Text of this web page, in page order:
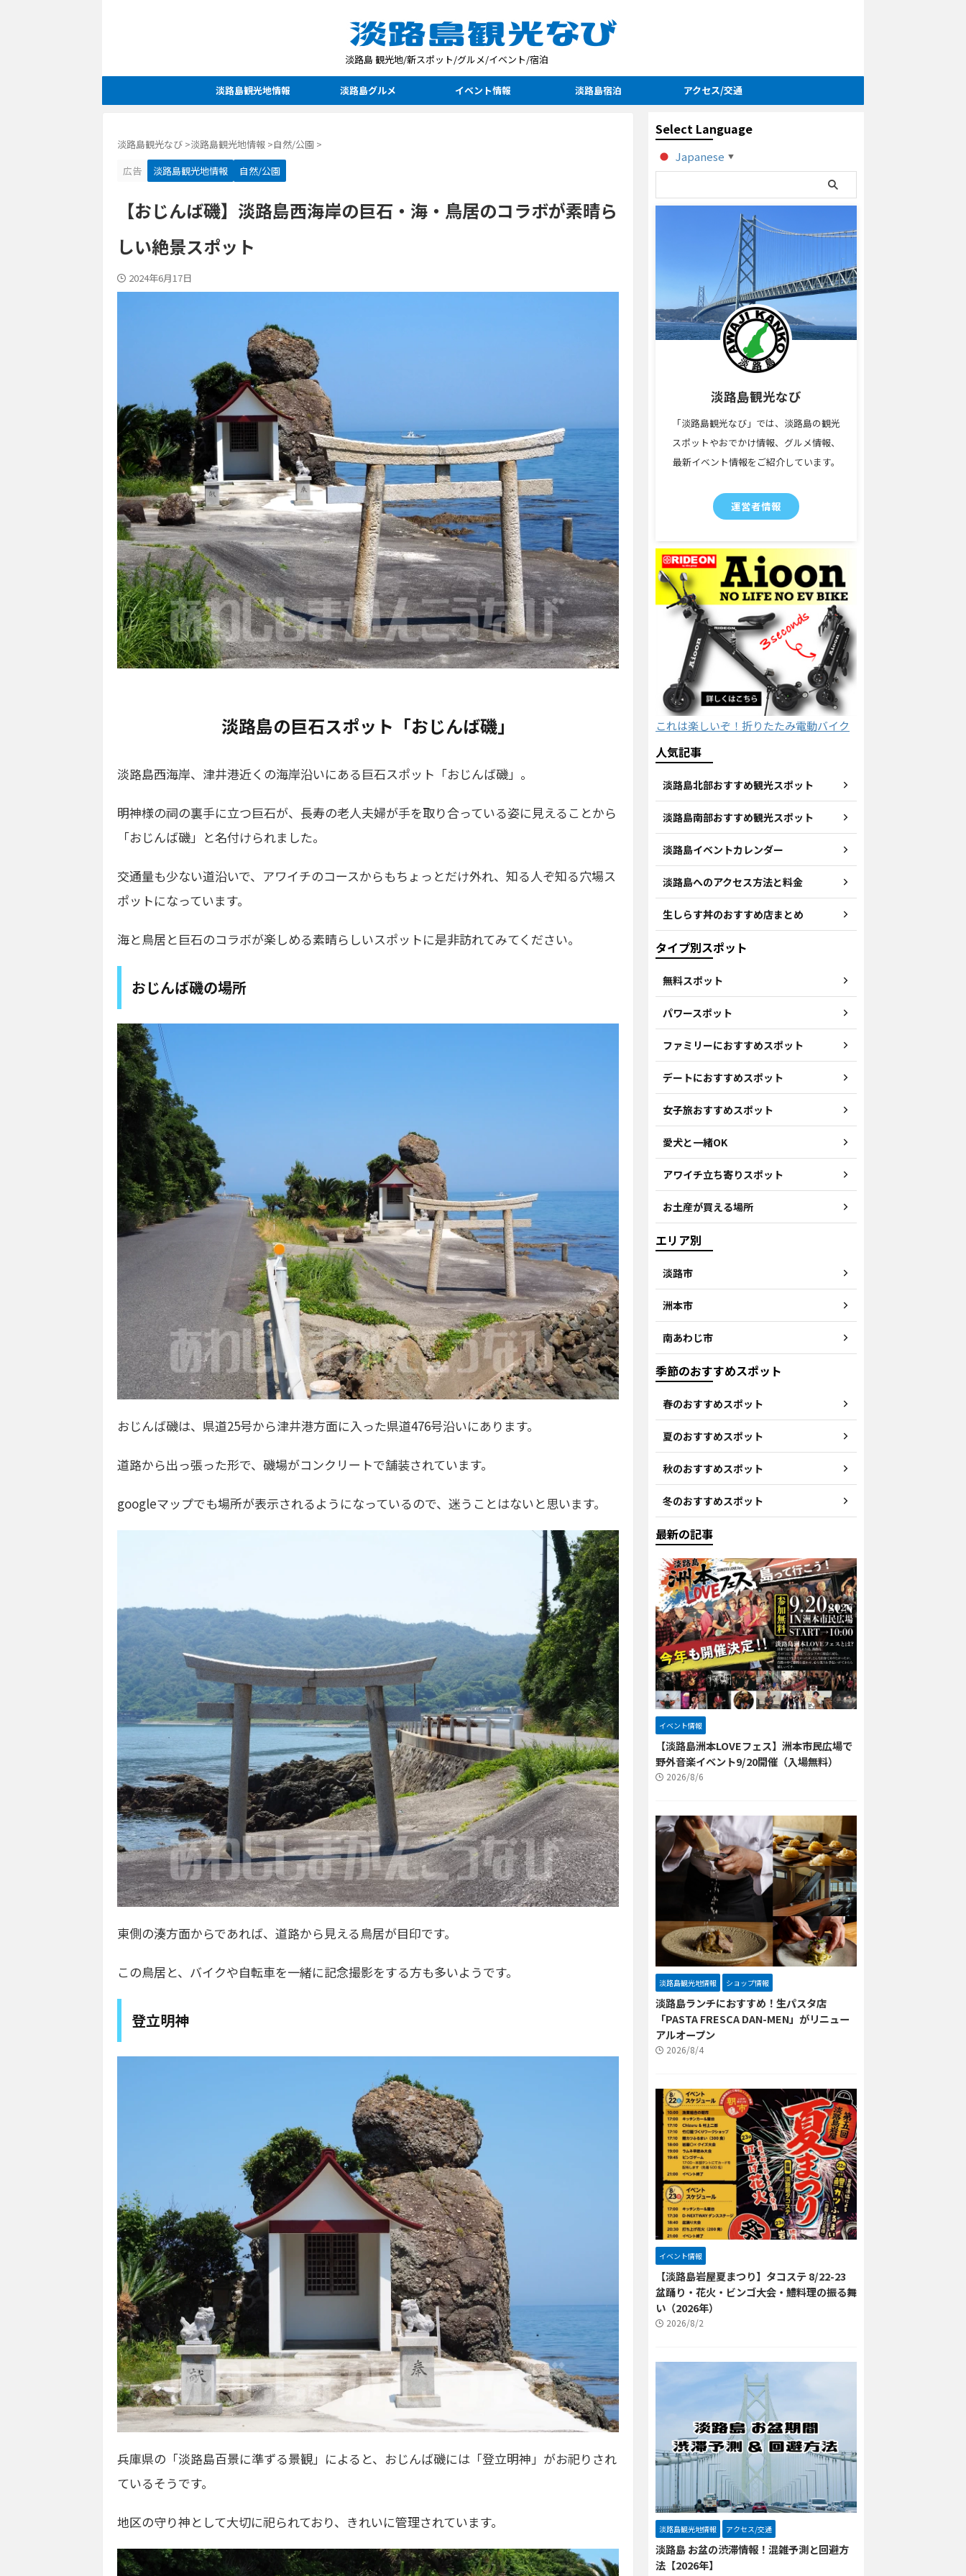
淡路島 観光地/新スポット/グルメ/イベント/宿泊
淡路島観光地情報 淡路島グルメ イベント情報 淡路島宿泊 アクセス/交通
淡路島観光なび >淡路島観光地情報 >自然/公園 >
広告
淡路島観光地情報 自然/公園
【おじんば磯】淡路島西海岸の巨石・海・鳥居のコラボが素晴ら
しい絶景スポット
2024年6月17日
淡路島の巨石スポット「おじんば磯」
淡路島西海岸、津井港近くの海岸沿いにある巨石スポット「おじんば磯」。
明神様の祠の裏手に立つ巨石が、長寿の老人夫婦が手を取り合っている姿に見えることから
「おじんば磯」と名付けられました。
交通量も少ない道沿いで、アワイチのコースからもちょっとだけ外れ、知る人ぞ知る穴場ス
ポットになっています。
海と鳥居と巨石のコラボが楽しめる素晴らしいスポットに是非訪れてみてください。
おじんば磯の場所
おじんば磯は、県道25号から津井港方面に入った県道476号沿いにあります。
道路から出っ張った形で、磯場がコンクリートで舗装されています。
googleマップでも場所が表示されるようになっているので、迷うことはないと思います。
東側の湊方面からであれば、道路から見える鳥居が目印です。
この鳥居と、バイクや自転車を一緒に記念撮影をする方も多いようです。
登立明神
兵庫県の「淡路島百景に準ずる景観」によると、おじんば磯には「登立明神」がお祀りされ
ているそうです。
地区の守り神として大切に祀られており、きれいに管理されています。
Select Language
Japanese ▼
淡路島観光なび
「淡路島観光なび」では、淡路島の観光
スポットやおでかけ情報、グルメ情報、
最新イベント情報をご紹介しています。
運営者情報
これは楽しいぞ！折りたたみ電動バイク
人気記事
淡路島北部おすすめ観光スポット
淡路島南部おすすめ観光スポット
淡路島イベントカレンダー
淡路島へのアクセス方法と料金
生しらす丼のおすすめ店まとめ
タイプ別スポット
無料スポット
パワースポット
ファミリーにおすすめスポット
デートにおすすめスポット
女子旅おすすめスポット
愛犬と一緒OK
アワイチ立ち寄りスポット
お土産が買える場所
エリア別
淡路市
洲本市
南あわじ市
季節のおすすめスポット
春のおすすめスポット
夏のおすすめスポット
秋のおすすめスポット
冬のおすすめスポット
最新の記事
イベント情報
【淡路島洲本LOVEフェス】洲本市民広場で
野外音楽イベント9/20開催（入場無料）
2026/8/6
淡路島観光地情報 ショップ情報
淡路島ランチにおすすめ！生パスタ店
「PASTA FRESCA DAN-MEN」がリニュー
アルオープン
2026/8/4
イベント情報
【淡路島岩屋夏まつり】タコステ 8/22-23
盆踊り・花火・ビンゴ大会・鱧料理の振る舞
い（2026年）
2026/8/2
淡路島観光地情報 アクセス/交通
淡路島 お盆の渋滞情報！混雑予測と回避方
法【2026年】